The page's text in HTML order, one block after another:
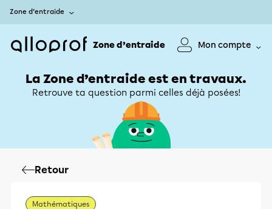
Zone d’entraide
Zone d’entraide Mon compte
La Zone d’entraide est en travaux.
Retrouve ta question parmi celles déjà posées!
Retour
Mathématiques